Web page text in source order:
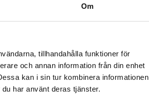
Om
tillhandahålla funktioner för
och annan information från din enhet
kan i sin tur kombinera informationen
har använt deras tjänster.